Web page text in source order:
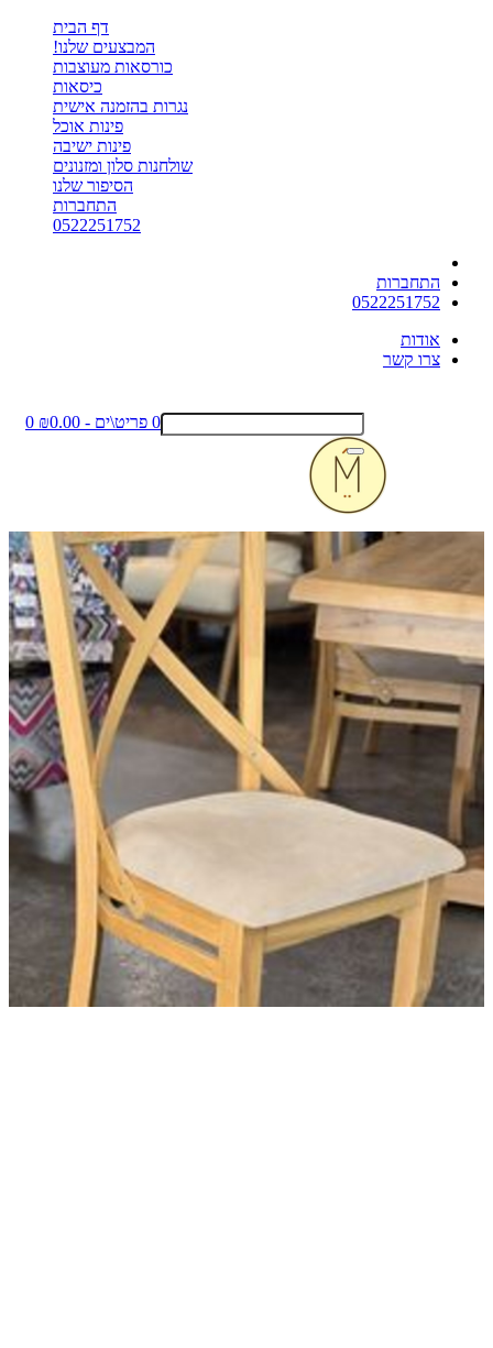
דף הבית
המבצעים שלנו!
כורסאות מעוצבות
כיסאות
נגרות בהזמנה אישית
פינות אוכל
פינות ישיבה
שולחנות סלון ומזנונים
הסיפור שלנו
התחברות
0522251752
התחברות
0522251752
אודות
צרו קשר
0 פריט\ים - ₪0.00 0